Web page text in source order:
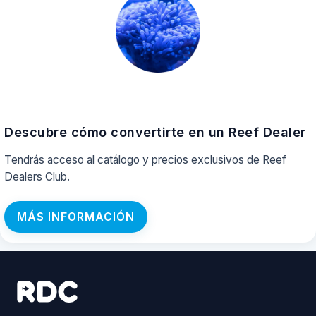
Descubre cómo convertirte en un Reef Dealer
Tendrás acceso al catálogo y precios exclusivos de Reef
Dealers Club.
MÁS INFORMACIÓN